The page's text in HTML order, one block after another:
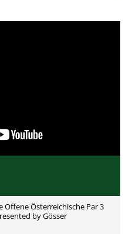
Offene Österreichische Par 3
by Gösser